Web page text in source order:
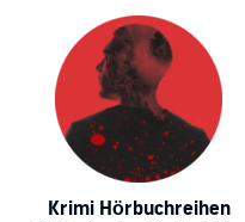
Krimi Hörbuchreihen